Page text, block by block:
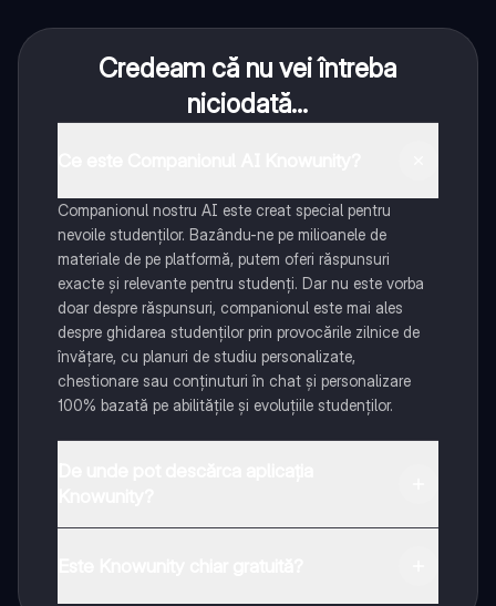
Credeam că nu vei întreba
niciodată...
Companionul nostru AI este creat special pentru
nevoile studenților. Bazându-ne pe milioanele de
materiale de pe platformă, putem oferi răspunsuri
exacte și relevante pentru studenți. Dar nu este vorba
doar despre răspunsuri, companionul este mai ales
despre ghidarea studenților prin provocările zilnice de
învățare, cu planuri de studiu personalizate,
chestionare sau conținuturi în chat și personalizare
100% bazată pe abilitățile și evoluțiile studenților.